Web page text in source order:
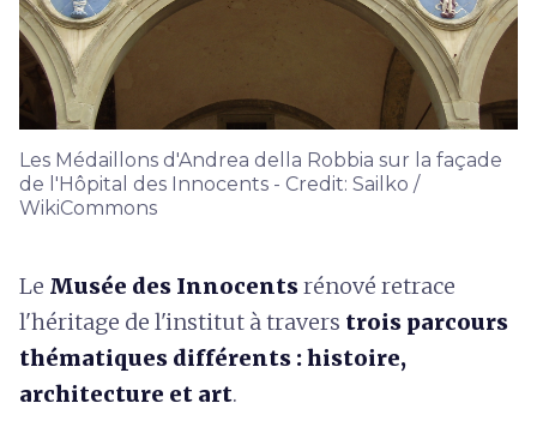
Les Médaillons d'Andrea della Robbia sur la façade
de l'Hôpital des Innocents - Credit: Sailko /
WikiCommons
Le Musée des Innocentsrénové retrace
l'héritage de l'institut à travers trois parcours
thématiques différents : histoire,
architecture et art.